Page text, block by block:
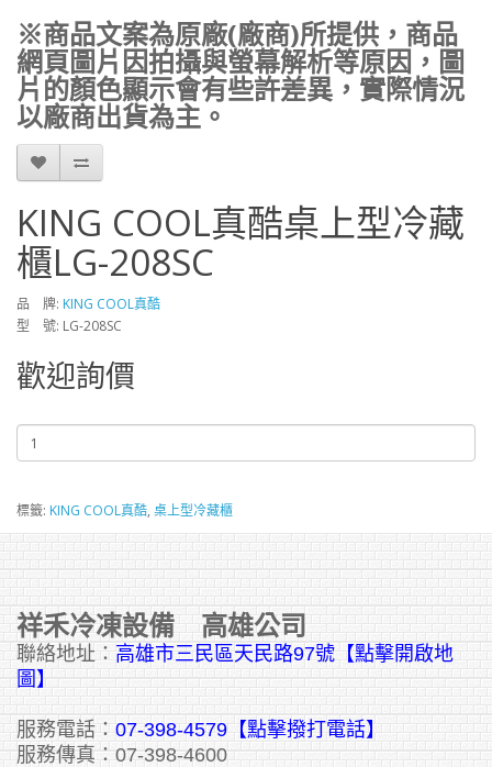
※商品文案為原廠(廠商)所提供，商品
網頁圖片因拍攝與螢幕解析等原因，圖
片的顏色顯示會有些許差異，實際情況
以廠商出貨為主。
KING COOL真酷桌上型冷藏
櫃LG-208SC
品 牌: KING COOL真酷
型 號: LG-208SC
歡迎詢價
標籤: KING COOL真酷, 桌上型冷藏櫃
祥禾冷凍設備 高雄公司
聯絡地址： 高雄市三民區天民路97號【點擊開啟地
圖】
服務電話： 07-398-4579【點擊撥打電話】
服務傳真：07-398-4600